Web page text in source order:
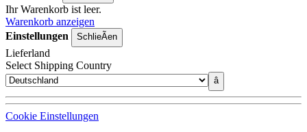
Ihr Warenkorb ist leer.
Warenkorb anzeigen
Einstellungen
SchlieÃen
Lieferland
Select Shipping Country
â
Cookie Einstellungen